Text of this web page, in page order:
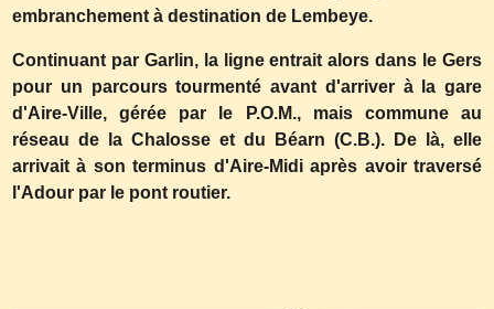
embranchement à destination de Lembeye.
Continuant par Garlin, la ligne entrait alors dans le Gers
pour un parcours tourmenté avant d'arriver à la gare
d'Aire-Ville, gérée par le P.O.M., mais commune au
réseau de la Chalosse et du Béarn (C.B.). De là, elle
arrivait à son terminus d'Aire-Midi après avoir traversé
l'Adour par le pont routier.